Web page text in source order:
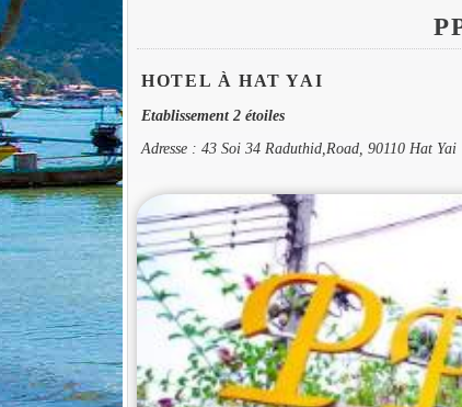
HOTEL À HAT YAI
Etablissement 2 étoiles
Adresse : 43 Soi 34 Raduthid,Road, 90110 Hat Yai